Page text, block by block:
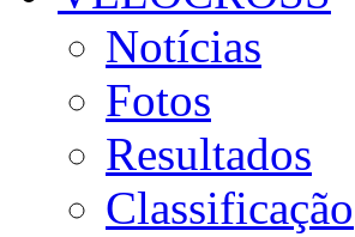
Notícias
Fotos
Resultados
Classificação